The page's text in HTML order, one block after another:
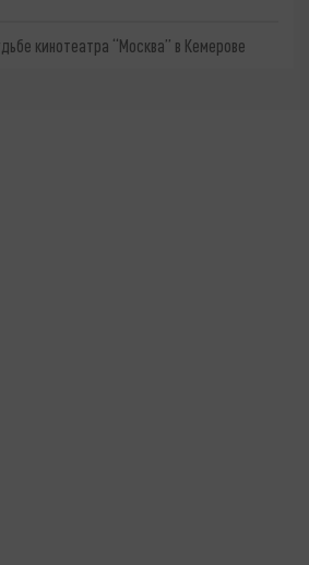
кинотеатра “Москва” в Кемерове